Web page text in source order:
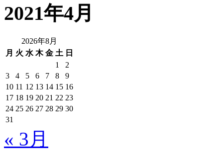
2021年4月
2026年8月
月 火 水 木 金 土 日
1
2
3
4 5 6 7 8
9
10 11 12 13 14 15 16
17 18 19 20 21 22 23
24 25 26 27 28 29 30
31
« 3月